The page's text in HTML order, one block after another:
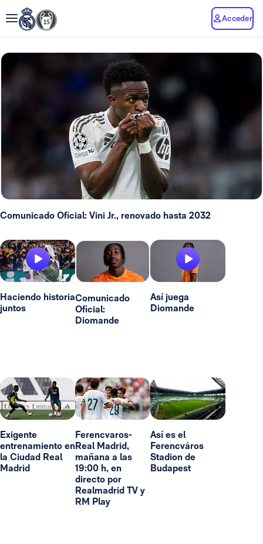
Acceder
Comunicado Oficial: Vini Jr., renovado hasta 2032
Haciendo historia
juntos
Comunicado
Oficial:
Diomande
Así juega
Diomande
Exigente
entrenamiento en
la Ciudad Real
Madrid
Ferencvaros-
Real Madrid,
mañana a las
19:00 h, en
directo por
Realmadrid TV y
RM Play
Así es el
Ferencváros
Stadion de
Budapest